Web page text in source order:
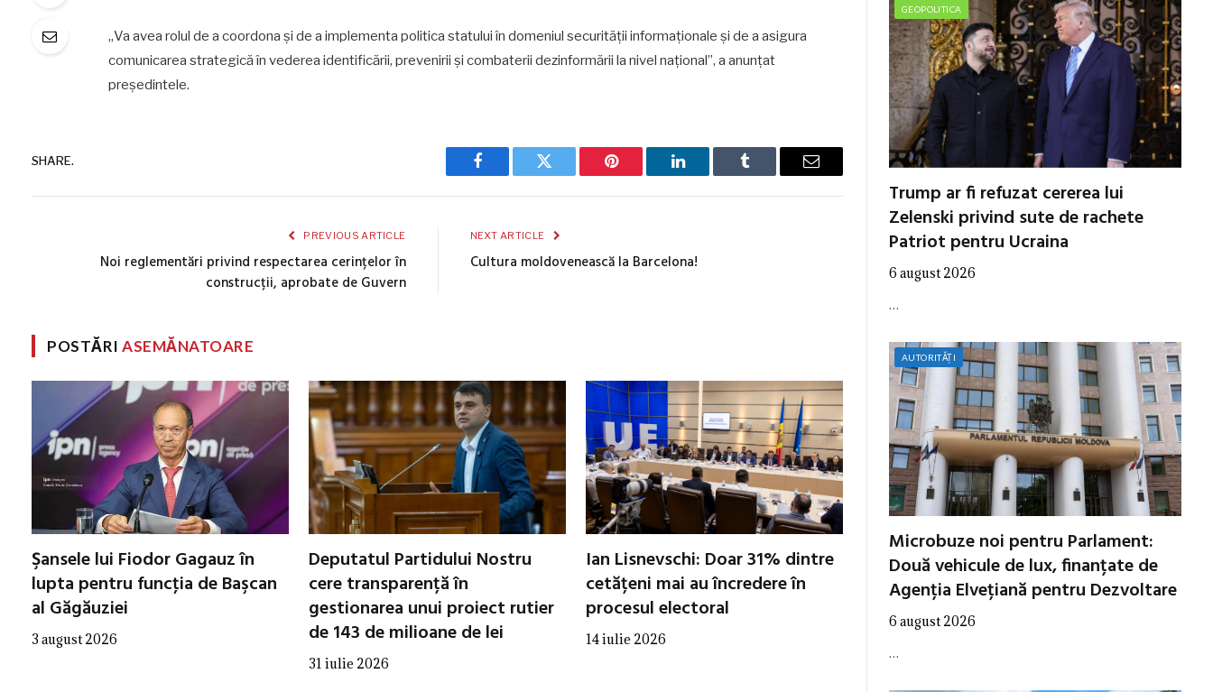
„Va avea rolul de a coordona și de a implementa politica statului în domeniul securității informaționale și de a asigura
comunicarea strategică în vederea identificării, prevenirii și combaterii dezinformării la nivel național”, a anunțat
președintele.
SHARE.
Facebook Twitter Pinterest LinkedIn Tumblr Email
PREVIOUS ARTICLE
Noi reglementări privind respectarea cerințelor în
construcții, aprobate de Guvern
NEXT ARTICLE
Cultura moldovenească la Barcelona!
POSTĂRIASEMĂNATOARE
Şansele lui Fiodor Gagauz în
lupta pentru funcţia de Başcan
al Găgăuziei
3 august 2026
Deputatul Partidului Nostru
cere transparență în
gestionarea unui proiect rutier
de 143 de milioane de lei
31 iulie 2026
Ian Lisnevschi: Doar 31% dintre
cetățeni mai au încredere în
procesul electoral
14 iulie 2026
GEOPOLITICA
Trump ar fi refuzat cererea lui
Zelenski privind sute de rachete
Patriot pentru Ucraina
6 august 2026
…
AUTORITĂȚI
Microbuze noi pentru Parlament:
Două vehicule de lux, finanțate de
Agenția Elvețiană pentru Dezvoltare
6 august 2026
…